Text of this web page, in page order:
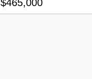
$465,000